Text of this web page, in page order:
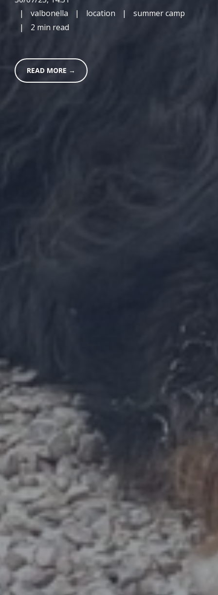
|
valbonella | location |
summer camp
|
2 min read
READ MORE →